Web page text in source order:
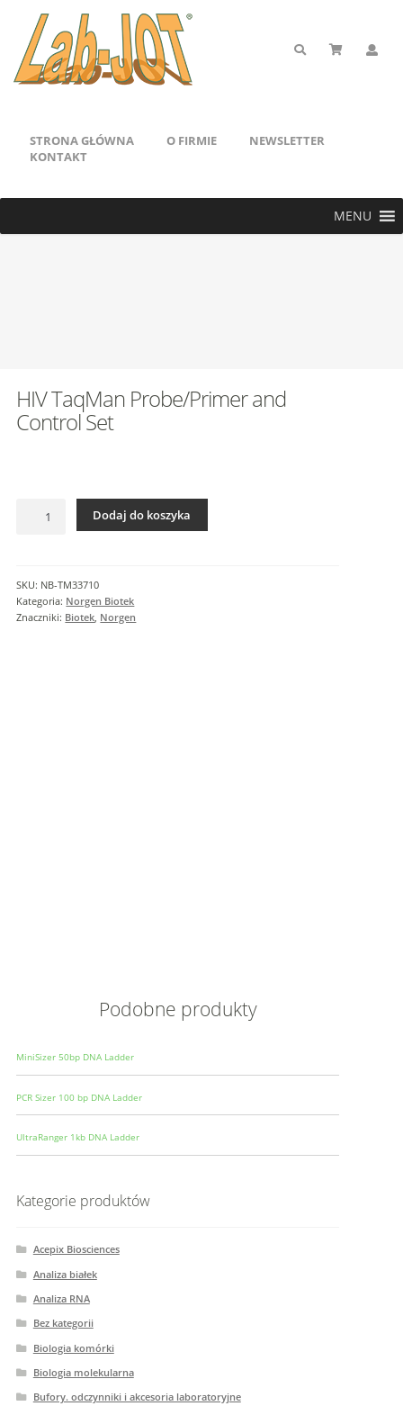
STRONA GŁÓWNA O FIRMIE
NEWSLETTER
KONTAKT
MENU
HIV TaqMan Probe/Primer and
Control Set
and
Control
Set
Dodaj do koszyka
SKU: NB-TM33710
Kategoria: Norgen Biotek
Znaczniki: Biotek Norgen
Podobne produkty
MiniSizer 50bp DNA Ladder
PCR Sizer 100 bp DNA Ladder
UltraRanger 1kb DNA Ladder
Kategorie produktów
Acepix Biosciences
Analiza białek
Analiza RNA
Bez kategorii
Biologia komórki
Biologia molekularna
Bufory. odczynniki i akcesoria laboratoryjne